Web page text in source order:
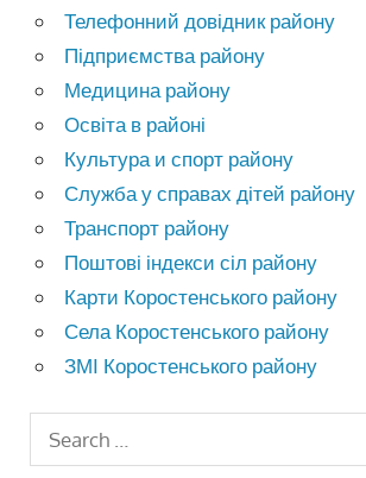
Телефонний довідник району
Підприємства району
Медицина району
Освіта в районі
Культура и спорт району
Служба у справах дітей району
Транспорт району
Поштові індекси сіл району
Карти Коростенського району
Села Коростенського району
ЗМІ Коростенського району